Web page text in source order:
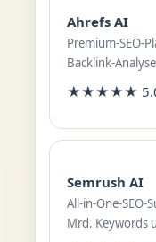
Ahrefs AI
Premium-SEO-
Backlink-
★★★★★
Semrush AI
All-in-One-SEO-
Mrd. Keywords